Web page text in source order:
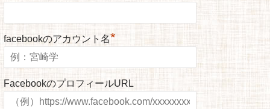
facebookのアカウント名*
FacebookのプロフィールURL